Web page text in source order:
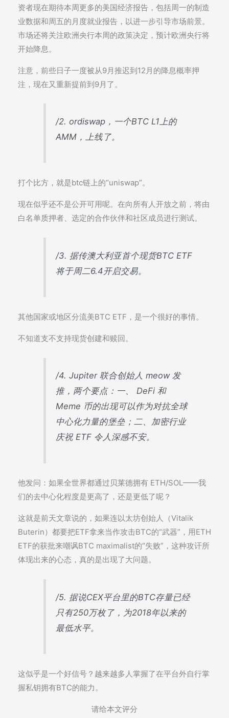
资者现在期待本周更多的美国经济报告，包括周一的制造
业数据和周五的月度就业报告，以进一步引导市场前景。
市场还将关注欧洲央行本周的政策决定，预计欧洲央行将
开始降息。
注意，前些日子一度被从9月推迟到12月的降息概率押
注，现在又重新提前到9月了。
/2. ordiswap，一个BTC L1上的
AMM，上线了。
打个比方，就是btc链上的“uniswap”。
现在似乎还不是公开可用呢。在向所有人开放之前，将由
白名单质押者、选定的合作伙伴和社区成员进行测试。
/3. 据传澳大利亚首个现货BTC ETF
将于周二6.4开启交易。
其他国家或地区分流美BTC ETF，是一个很好的事情。
不知道支不支持现货创建和赎回。
/4. Jupiter 联合创始人 meow 发
推，两个要点：一、 DeFi 和
Meme 币的出现可以作为对抗全球
中心化力量的堡垒；二、加密行业
庆祝 ETF 令人深感不安。
他发问：如果全世界都通过贝莱德拥有 ETH/SOL——我
们的去中心化程度是更高了，还是更低了呢？
这就是前天文章说的，如果连以太坊创始人（Vitalik
Buterin）都要把ETF拿来当作攻击BTC的“武器”，用ETH
ETF的获批来嘲讽BTC maximalist的“失败”，这种攻讦所
体现出来的心态，真的是出现了大问题。
/5. 据说CEX平台里的BTC存量已经
只有250万枚了，为2018年以来的
最低水平。
这似乎是一个好信号？越来越多人掌握了在平台外自行掌
握私钥拥有BTC的能力。
请给本文评分